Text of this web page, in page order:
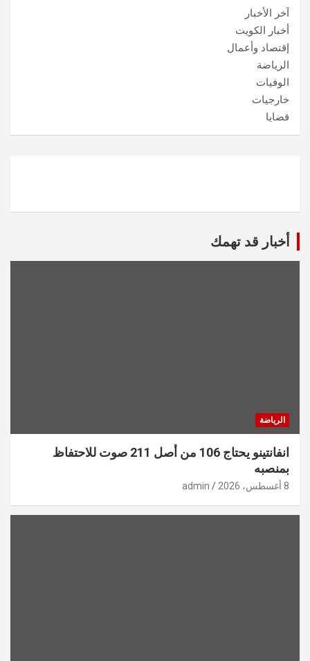
آخر الأخبار
أخبار الكويت
إقتصاد وأعمال
الرياضة
الوفيات
خارجيات
قضايا
أخبار قد تهمك
الرياضة
انفانتينو يحتاج 106 من أصل 211 صوت للاحتفاظ
بمنصبه
8 أغسطس، 2026 admin